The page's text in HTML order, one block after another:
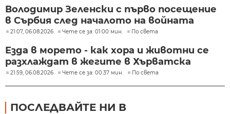
Володимир Зеленски с първо посещение
в Сърбия след началото на войната
21:07, 06.08.2026 Чете се за: 01:00 мин. По света
Езда в морето - как хора и животни се
разхлаждат в жегите в Хърватска
21:59, 06.08.2026 Чете се за: 00:37 мин. По света
ПОСЛЕДВАЙТЕ НИ В